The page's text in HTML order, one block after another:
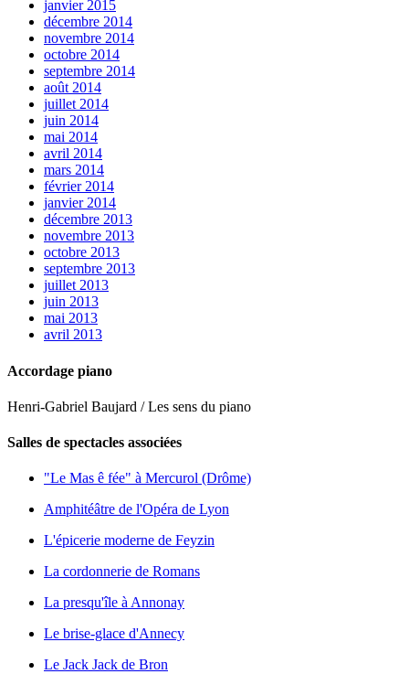
janvier 2015
décembre 2014
novembre 2014
octobre 2014
septembre 2014
août 2014
juillet 2014
juin 2014
mai 2014
avril 2014
mars 2014
février 2014
janvier 2014
décembre 2013
novembre 2013
octobre 2013
septembre 2013
juillet 2013
juin 2013
mai 2013
avril 2013
Accordage piano
Henri-Gabriel Baujard / Les sens du piano
Salles de spectacles associées
"Le Mas ê fée" à Mercurol (Drôme)
Amphitéâtre de l'Opéra de Lyon
L'épicerie moderne de Feyzin
La cordonnerie de Romans
La presqu'île à Annonay
Le brise-glace d'Annecy
Le Jack Jack de Bron